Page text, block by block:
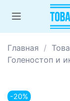
Главная
Голеностоп и
-20%